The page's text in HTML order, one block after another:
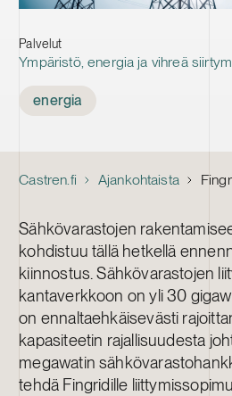
Palvelut
Ympäristö, energia ja vihreä
energia
Castren.fi Ajankohtaista
Sähkövarastojen
kohdistuu tällä hetkellä
kiinnostus. Sähkövarastojen
kantaverkkoon on yli 30
on ennaltaehkäisevästi
kapasiteetin rajallisuudesta
megawatin
tehdä Fingridille